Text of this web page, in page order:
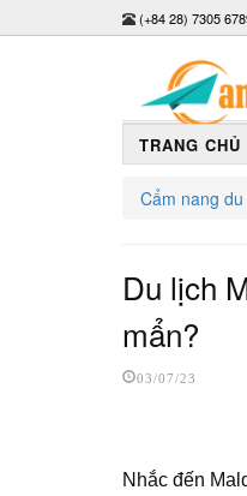
(+84 28) 7305
TRANG CHỦ
Cẩm nang du
Du lịch
mẩn?
03/07/23
Nhắc đến